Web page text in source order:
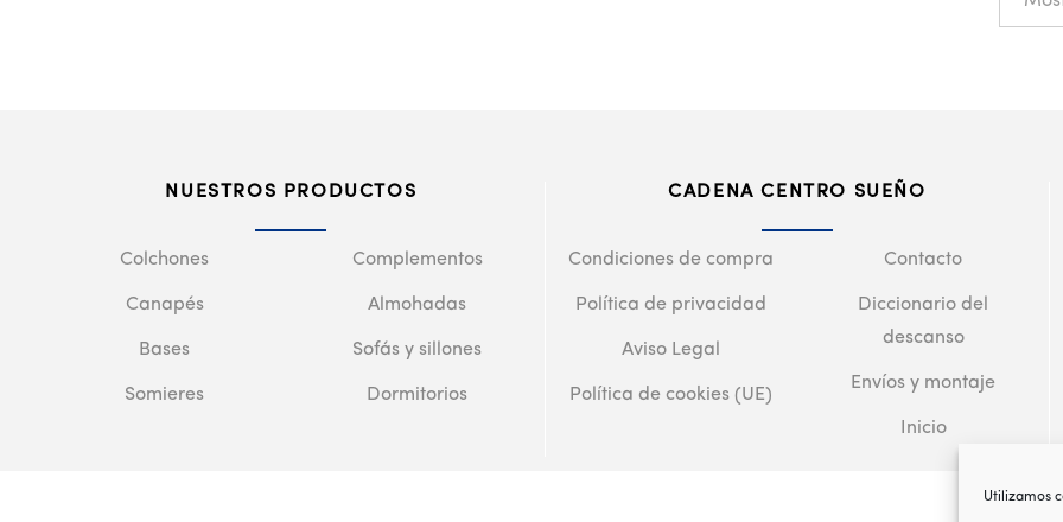
Utilizamos
NUESTROS PRODUCTOS
Colchones
Canapés
Bases
Somieres
Complementos
Almohadas
Sofás y sillones
Dormitorios
CADENA CENTRO SUEÑO
Condiciones de compra
Política de privacidad
Aviso Legal
Política de cookies (UE)
Contacto
Diccionario del
descanso
Envíos y montaje
Inicio